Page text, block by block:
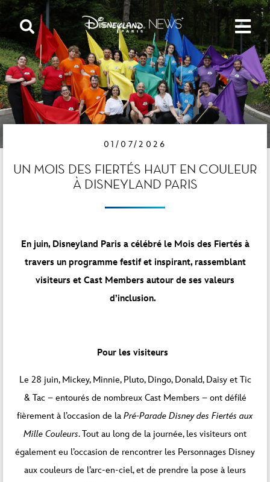
01/07/2026
UN MOIS DES FIERTÉS HAUT EN COULEUR
À DISNEYLAND PARIS
En juin, Disneyland Paris a célébré le Mois des Fiertés à
travers un programme festif et inspirant, rassemblant
visiteurs et Cast Members autour de ses valeurs
d’inclusion.
Pour les visiteurs
Le 28 juin, Mickey, Minnie, Pluto, Dingo, Donald, Daisy et Tic
& Tac – entourés de nombreux Cast Members – ont défilé
fièrement à l’occasion de la Pré-Parade Disney des Fiertés aux
Mille Couleurs. Tout au long de la journée, les visiteurs ont
également eu l’occasion de rencontrer les Personnages Disney
aux couleurs de l’arc-en-ciel, et de prendre la pose à leurs